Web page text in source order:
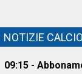
NOTIZIE
09:15 -